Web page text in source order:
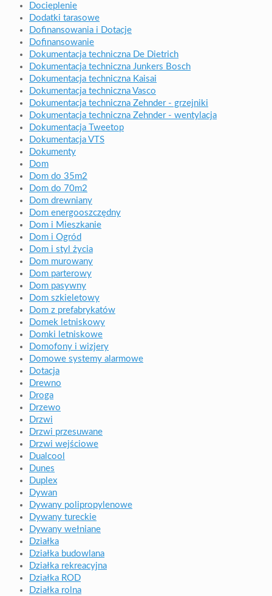
Docieplenie
Dodatki tarasowe
Dofinansowania i Dotacje
Dofinansowanie
Dokumentacja techniczna De Dietrich
Dokumentacja techniczna Junkers Bosch
Dokumentacja techniczna Kaisai
Dokumentacja techniczna Vasco
Dokumentacja techniczna Zehnder - grzejniki
Dokumentacja techniczna Zehnder - wentylacja
Dokumentacja Tweetop
Dokumentacja VTS
Dokumenty
Dom
Dom do 35m2
Dom do 70m2
Dom drewniany
Dom energooszczędny
Dom i Mieszkanie
Dom i Ogród
Dom i styl życia
Dom murowany
Dom parterowy
Dom pasywny
Dom szkieletowy
Dom z prefabrykatów
Domek letniskowy
Domki letniskowe
Domofony i wizjery
Domowe systemy alarmowe
Dotacja
Drewno
Droga
Drzewo
Drzwi
Drzwi przesuwane
Drzwi wejściowe
Dualcool
Dunes
Duplex
Dywan
Dywany polipropylenowe
Dywany tureckie
Dywany wełniane
Działka
Działka budowlana
Działka rekreacyjna
Działka ROD
Działka rolna